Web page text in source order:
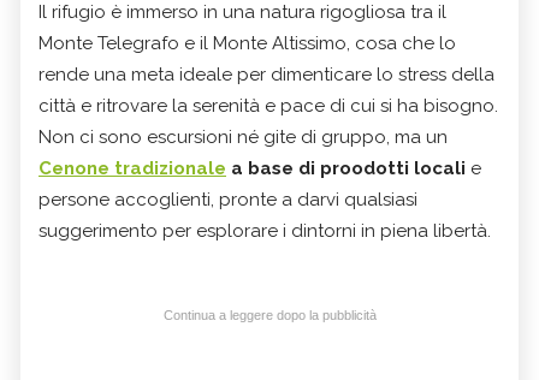
Il rifugio è immerso in una natura rigogliosa tra il
Monte Telegrafo e il Monte Altissimo, cosa che lo
rende una meta ideale per dimenticare lo stress della
città e ritrovare la serenità e pace di cui si ha bisogno.
Non ci sono escursioni né gite di gruppo, ma un
Cenone tradizionale a base di proodotti locali e
persone accoglienti, pronte a darvi qualsiasi
suggerimento per esplorare i dintorni in piena libertà.
Continua a leggere dopo la pubblicità